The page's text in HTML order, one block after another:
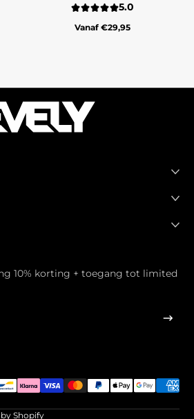
5.0
Reguliere
Vanaf €29,95
10% korting + toegang tot limited
Shopify